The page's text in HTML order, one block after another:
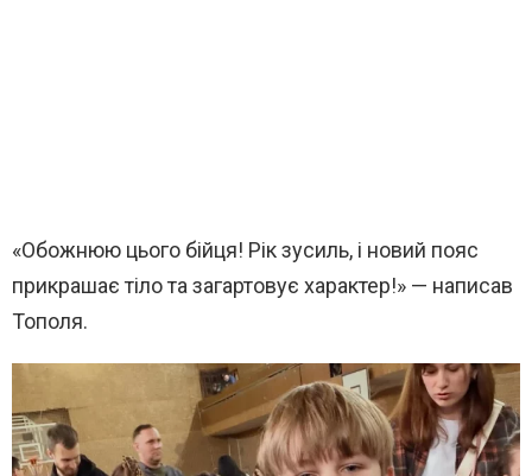
«Обожнюю цього бійця! Рік зусиль, і новий пояс
прикрашає тіло та загартовує характер!» — написав
Тополя.